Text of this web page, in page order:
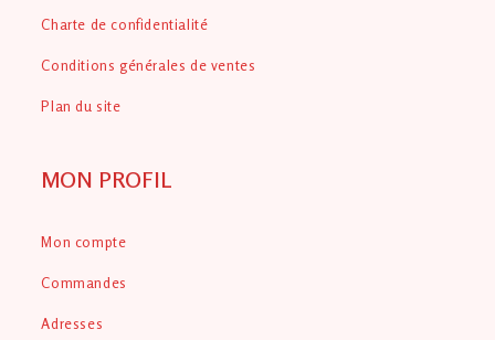
Charte de confidentialité
Conditions générales de ventes
Plan du site
MON PROFIL
Mon compte
Commandes
Adresses